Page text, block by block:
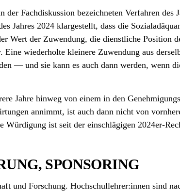
Fach­diskussion bezeichneten Verfahren
Jahres 2024 klargestellt, dass die
Wert der Zuwendung, die dienstliche Position
wiederholte kleinere Zuwendung aus
— und sie kann es auch dann werden,
Jahre hinweg von einem in den
annimmt, ist auch dann nicht von
ist seit der einschlägigen 2024er-
SPONSORING
und Forschung. Hochschullehrer:innen sind